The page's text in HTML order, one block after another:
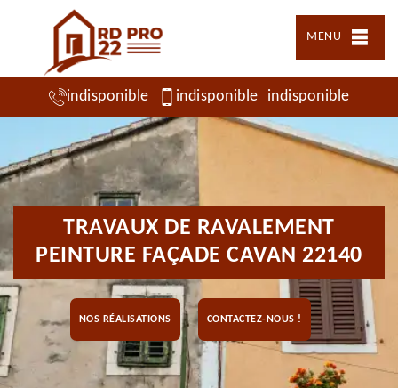
MENU
indisponible indisponible indisponible
TRAVAUX DE RAVALEMENT
PEINTURE FAÇADE CAVAN 22140
NOS RÉALISATIONS CONTACTEZ-NOUS !